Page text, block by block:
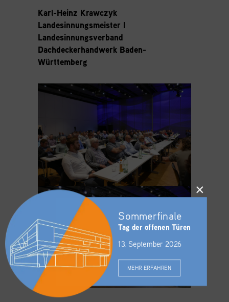
Karl-Heinz Krawczyk
Landesinnungsmeister I
Landesinnungsverband
Dachdeckerhandwerk Baden-
Württemberg
Sommerfinale
Tag der offenen Türen
13. September 2026
×
MEHR ERFAHREN